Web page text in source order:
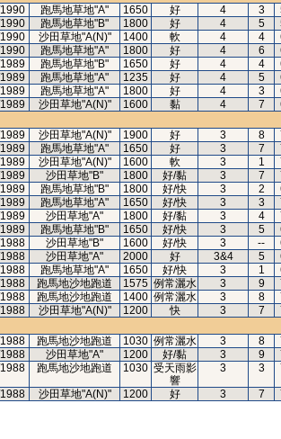
跑馬地草地"A" 1650 好 4 3
跑馬地草地"B" 1800 好 4 5
沙田草地"A(N)" 1400 軟 4 4
跑馬地草地"A" 1800 好 4 6
跑馬地草地"B" 1650 好 4 4
跑馬地草地"A" 1235 好 4 5
跑馬地草地"A" 1800 好 4 3
沙田草地"A(N)" 1600 黏 4 7
沙田草地"A(N)" 1900 好 3 8
跑馬地草地"A" 1650 好 3 7
沙田草地"A(N)" 1600 軟 3 1
沙田草地"B" 1800 好/黏 3 7
跑馬地草地"B" 1800 好/快 3 2
跑馬地草地"A" 1650 好/快 3 3
沙田草地"A" 1800 好/黏 3 4
跑馬地草地"B" 1650 好/快 3 5
沙田草地"B" 1600 好/快 3 --
沙田草地"A" 2000 好 3&4 5
跑馬地草地"A" 1650 好/快 3 1
跑馬地沙地跑道 1575 例常灑水 3 9
跑馬地沙地跑道 1400 例常灑水 3 8
沙田草地"A(N)" 1200 快 3 7
跑馬地沙地跑道 1030 例常灑水 3 8
沙田草地"A" 1200 好/黏 3 9
跑馬地沙地跑道 1030 受天雨影
響
3 3
沙田草地"A(N)" 1200 好 3 7